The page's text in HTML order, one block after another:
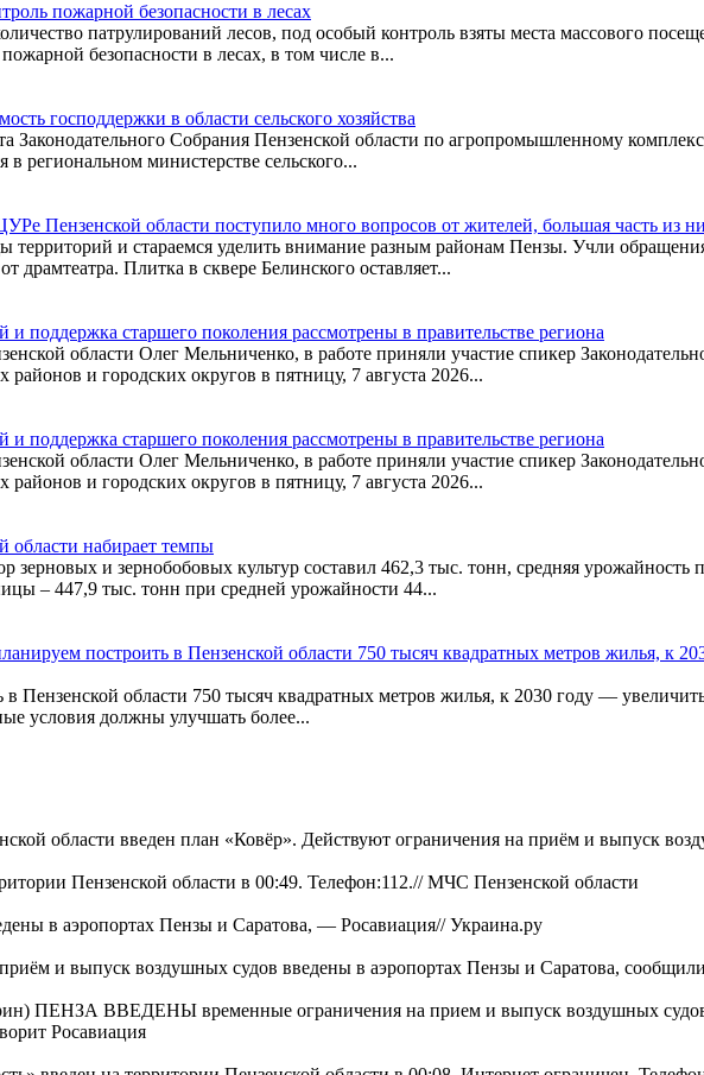
пожарной безопасности в лесах
патрулирований лесов, под особый контроль взяты места массового
безопасности в лесах, в том числе в...
господдержки в области сельского хозяйства
Законодательного Собрания Пензенской области по агропромышленному
региональном министерстве сельского...
Пензенской области поступило много вопросов от жителей, большая часть из
и стараемся уделить внимание разным районам Пензы. Учли
драмтеатра. Плитка в сквере Белинского оставляет...
и поддержка старшего поколения рассмотрены в правительстве региона
области Олег Мельниченко, в работе приняли участие спикер
и городских округов в пятницу, 7 августа 2026...
и поддержка старшего поколения рассмотрены в правительстве региона
области Олег Мельниченко, в работе приняли участие спикер
и городских округов в пятницу, 7 августа 2026...
области набирает темпы
зерновых и зернобобовых культур составил 462,3 тыс. тонн, средняя
– 447,9 тыс. тонн при средней урожайности 44...
построить в Пензенской области 750 тысяч квадратных метров жилья, к
Пензенской области 750 тысяч квадратных метров жилья, к 2030 году —
условия должны улучшать более...
области введен план «Ковёр». Действуют ограничения на приём и выпуск
Пензенской области в 00:49. Телефон:112.//МЧС Пензенской области
в аэропортах Пензы и Саратова, — Росавиация//Украина.ру
и выпуск воздушных судов введены в аэропортах Пензы и Саратова,
ПЕНЗА ВВЕДЕНЫ временные ограничения на прием и выпуск воздушных судов.
Росавиация